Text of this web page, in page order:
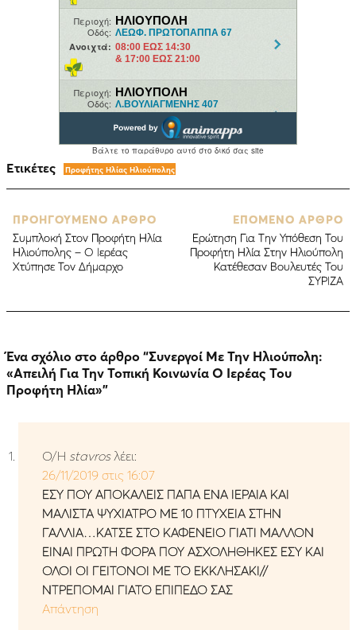
Ετικέτες Προφήτης Ηλίας Ηλιούπολης
ΠΡΟΗΓΟΥΜΕΝΟ ΑΡΘΡΟ
Συμπλοκή Στον Προφήτη Ηλία
Ηλιούπολης – Ο Ιερέας
Χτύπησε Τον Δήμαρχο
ΕΠΟΜΕΝΟ ΑΡΘΡΟ
Ερώτηση Για Την Υπόθεση Του
Προφήτη Ηλία Στην Ηλιούπολη
Κατέθεσαν Βουλευτές Του
ΣΥΡΙΖΑ
Ένα σχόλιο στο άρθρο “Συνεργοί Με Την Ηλιούπολη:
«Απειλή Για Την Τοπική Κοινωνία Ο Ιερέας Του
Προφήτη Ηλία»”
Ο/Η stavros λέει:
26/11/2019 στις 16:07
ΕΣΥ ΠΟΥ ΑΠΟΚΑΛΕΙΣ ΠΑΠΑ ΕΝΑ ΙΕΡΑΙΑ ΚΑΙ
ΜΑΛΙΣΤΑ ΨΥΧΙΑΤΡΟ ΜΕ 10 ΠΤΥΧΕΙΑ ΣΤΗΝ
ΓΑΛΛΙΑ…ΚΑΤΣΕ ΣΤΟ ΚΑΦΕΝΕΙΟ ΓΙΑΤΙ ΜΑΛΛΟΝ
ΕΙΝΑΙ ΠΡΩΤΗ ΦΟΡΑ ΠΟΥ ΑΣΧΟΛΗΘΗΚΕΣ ΕΣΥ ΚΑΙ
ΟΛΟΙ ΟΙ ΓΕΙΤΟΝΟΙ ΜΕ ΤΟ ΕΚΚΛΗΣΑΚΙ//
ΝΤΡΕΠΟΜΑΙ ΓΙΑΤΟ ΕΠΙΠΕΔΟ ΣΑΣ
Απάντηση